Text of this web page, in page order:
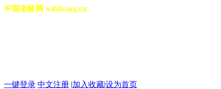
中国老龄网 wdzb.org.cn
一键登录 中文注册 |加入收藏|设为首页